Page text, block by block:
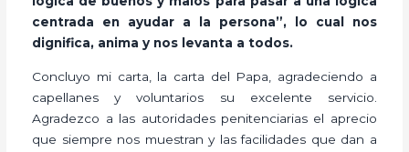
centrada en ayudar a la persona”, lo cual nos
dignifica, anima y nos levanta a todos.
Concluyo mi carta, la carta del Papa, agradeciendo a
capellanes y voluntarios su excelente servicio.
Agradezco a las autoridades penitenciarias el aprecio
que siempre nos muestran y las facilidades que dan a